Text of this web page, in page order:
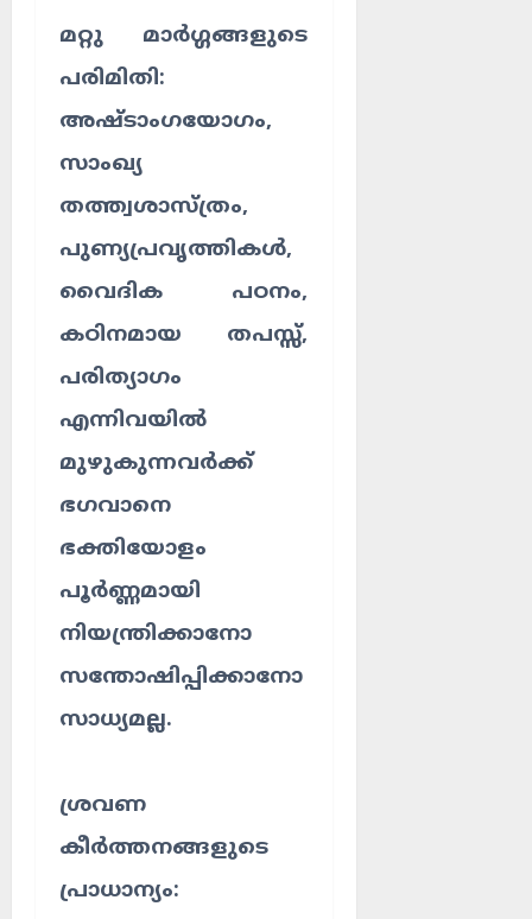
മറ്റു മാർഗ്ഗങ്ങളുടെ
പരിമിതി:
അഷ്ടാംഗയോഗം,
സാംഖ്യ
തത്ത്വശാസ്ത്രം,
പുണ്യപ്രവൃത്തികൾ,
വൈദിക പഠനം,
കഠിനമായ തപസ്സ്,
പരിത്യാഗം
എന്നിവയിൽ
മുഴുകുന്നവർക്ക്
ഭഗവാനെ
ഭക്തിയോളം
പൂർണ്ണമായി
നിയന്ത്രിക്കാനോ
സന്തോഷിപ്പിക്കാനോ
സാധ്യമല്ല.
ശ്രവണ
കീർത്തനങ്ങളുടെ
പ്രാധാന്യം: